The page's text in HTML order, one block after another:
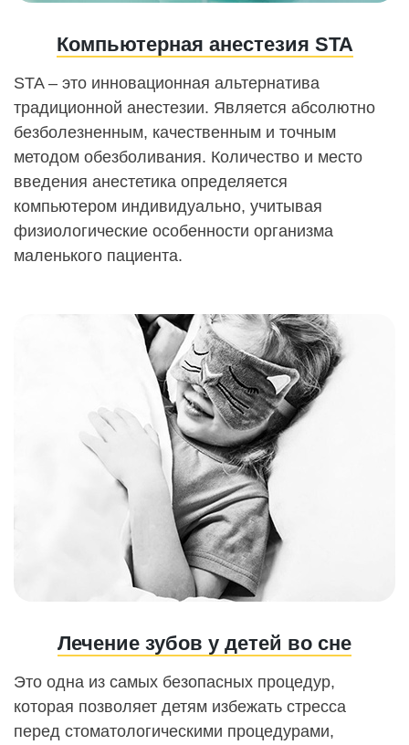
Компьютерная анестезия STA
STA – это инновационная альтернатива
традиционной анестезии. Является абсолютно
безболезненным, качественным и точным
методом обезболивания. Количество и место
введения анестетика определяется
компьютером индивидуально, учитывая
физиологические особенности организма
маленького пациента.
Лечение зубов у детей во сне
Это одна из самых безопасных процедур,
которая позволяет детям избежать стресса
перед стоматологическими процедурами,